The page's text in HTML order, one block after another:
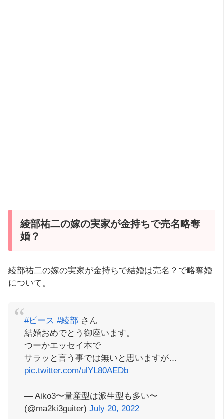
綾部祐二の嫁の実家が金持ちで売名略奪
婚？
綾部祐二の嫁の実家が金持ちで結婚は売名？で略奪婚
について。
#ピース #綾部 さん
結婚おめでとう御座います。
つーかエッセイ本で
サラッと言う事では無いと思いますが…
pic.twitter.com/ulYL80AEDb
— Aiko3〜量産型は派生型も多い〜
(@ma2ki3guiter) July 20, 2022